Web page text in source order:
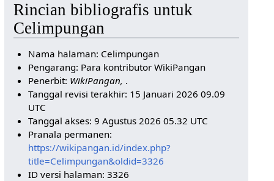
Rincian bibliografis untuk
Celimpungan
Nama halaman: Celimpungan
Pengarang: Para kontributor WikiPangan
Penerbit: WikiPangan, .
Tanggal revisi terakhir: 15 Januari 2026 09.09
UTC
Tanggal akses: 9 Agustus 2026 05.32 UTC
Pranala permanen:
https://wikipangan.id/index.php?
title=Celimpungan&oldid=3326
ID versi halaman: 3326